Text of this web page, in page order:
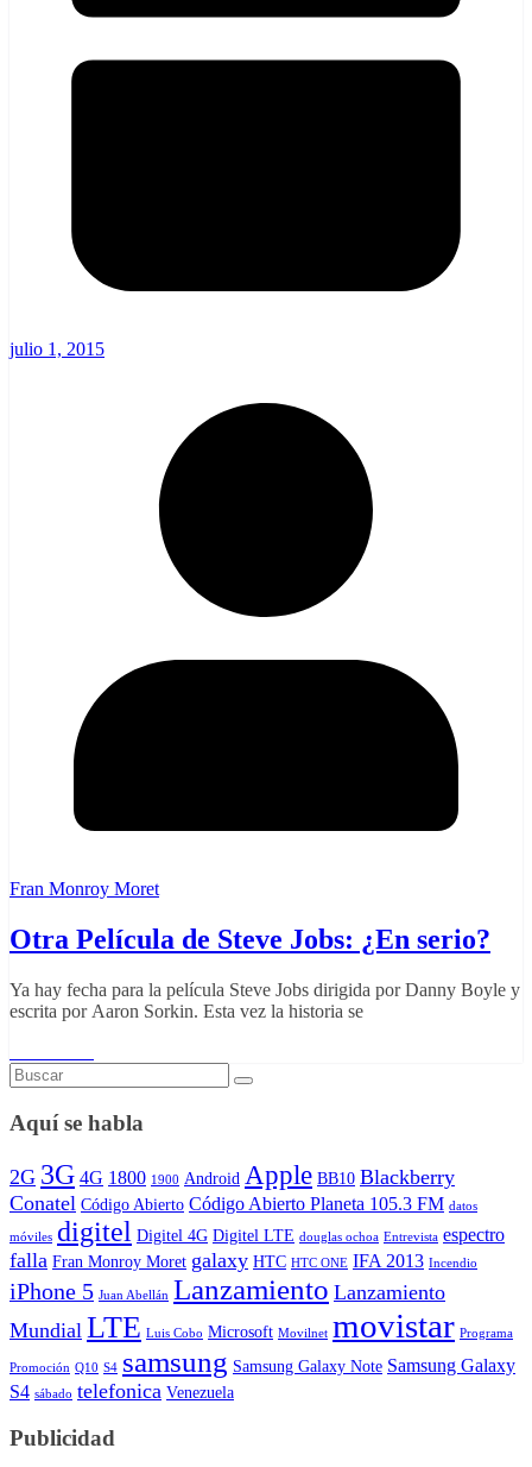
julio 1, 2015
Fran Monroy Moret
Otra Película de Steve Jobs: ¿En serio?
Ya hay fecha para la película Steve Jobs dirigida por Danny Boyle y
escrita por Aaron Sorkin. Esta vez la historia se
Aquí se habla
2G 3G 4G 1800 1900 Android Apple BB10 Blackberry
Conatel Código Abierto Código Abierto Planeta 105.3 FM datos
móviles digitel Digitel 4G Digitel LTE douglas ochoa Entrevista espectro
falla Fran Monroy Moret galaxy HTC HTC ONE IFA 2013 Incendio
iPhone 5 Juan Abellán Lanzamiento Lanzamiento
Mundial LTE Luis Cobo Microsoft Movilnet movistar Programa
Promoción Q10 S4 samsung Samsung Galaxy Note Samsung Galaxy
S4 sábado telefonica Venezuela
Publicidad